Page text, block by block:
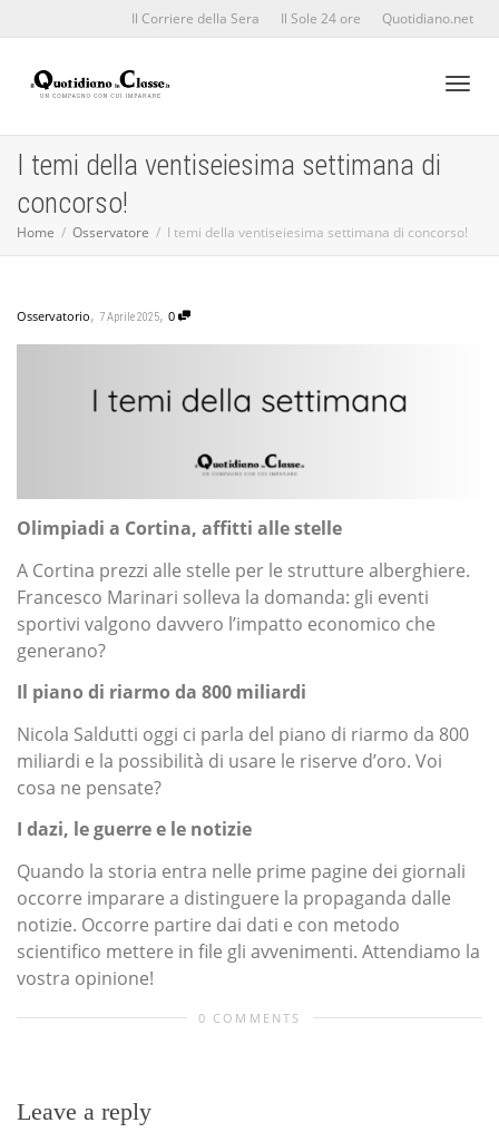
Il Corriere della Sera Il Sole 24 ore Quotidiano.net
I temi della ventiseiesima settimana di
concorso!
Home Osservatore I temi della ventiseiesima settimana di concorso!
Osservatorio, 7 Aprile 2025, 0
Olimpiadi a Cortina, affitti alle stelle
A Cortina prezzi alle stelle per le strutture alberghiere.
Francesco Marinari solleva la domanda: gli eventi
sportivi valgono davvero l’impatto economico che
generano?
Il piano di riarmo da 800 miliardi
Nicola Saldutti oggi ci parla del piano di riarmo da 800
miliardi e la possibilità di usare le riserve d’oro. Voi
cosa ne pensate?
I dazi, le guerre e le notizie
Quando la storia entra nelle prime pagine dei giornali
occorre imparare a distinguere la propaganda dalle
notizie. Occorre partire dai dati e con metodo
scientifico mettere in file gli avvenimenti. Attendiamo la
vostra opinione!
0 COMMENTS
Leave a reply